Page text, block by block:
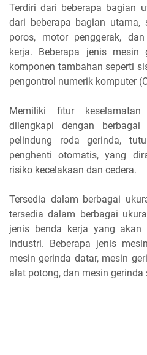
Terdiri dari beberapa bagian
dari beberapa bagian utama,
poros, motor penggerak,
kerja. Beberapa jenis mesin
komponen tambahan seperti
pengontrol numerik komputer
Memiliki fitur
dilengkapi dengan
pelindung roda gerinda,
penghenti otomatis, yang
risiko kecelakaan dan cedera.
Tersedia dalam berbagai
tersedia dalam berbagai
jenis benda kerja yang akan
industri. Beberapa jenis
mesin gerinda datar, mesin
alat potong, dan mesin gerinda